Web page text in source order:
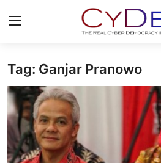
Login Register
Home
News
Contact
Tag: Ganjar Pranowo